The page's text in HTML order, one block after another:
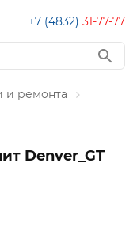
+7 (4832) 31-77-77
и ремонта
Denver_GT